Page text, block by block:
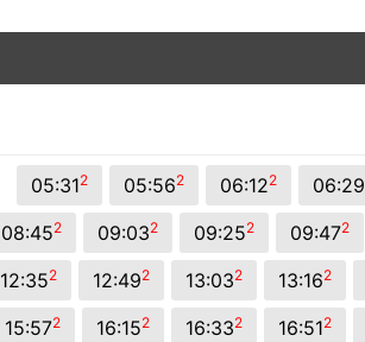
05:312 05:562 06:122 06:29
08:452 09:032 09:252 09:472
12:352 12:492 13:032 13:162
15:572 16:152 16:332 16:512